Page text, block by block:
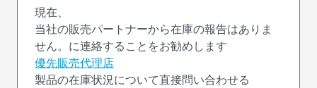
現在、
当社の販売パートナーから在庫の報告はありま
せん。に連絡することをお勧めします
優先販売代理店
製品の在庫状況について直接問い合わせる